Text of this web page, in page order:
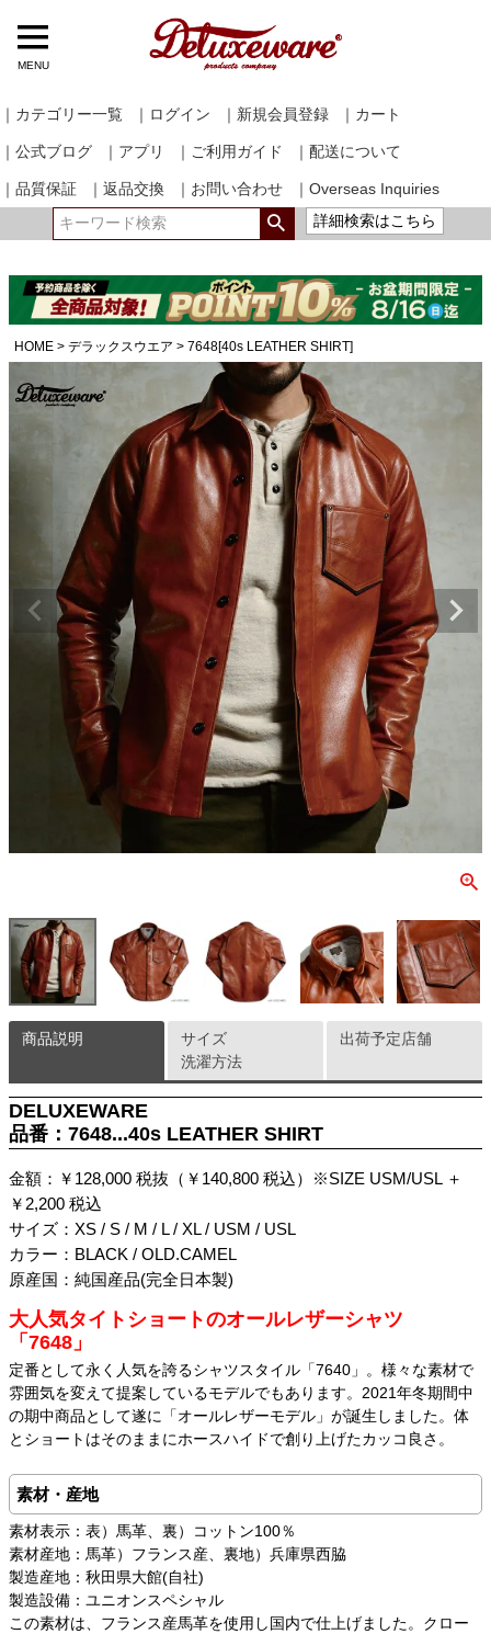
MENU
｜カテゴリー一覧 ｜ログイン ｜新規会員登録 ｜カート
｜公式ブログ ｜アプリ ｜ご利用ガイド ｜配送について
｜品質保証 ｜返品交換 ｜お問い合わせ
｜Overseas Inquiries
詳細検索はこちら
HOME デラックスウエア 7648[40s LEATHER SHIRT]
商品説明
DELUXEWARE
品番：7648...40s LEATHER SHIRT
金額：￥128,000 税抜（￥140,800 税込）※SIZE USM/USL ＋
￥2,200 税込
サイズ：XS / S / M / L / XL / USM / USL
カラー：BLACK / OLD.CAMEL
原産国：純国産品(完全日本製)
大人気タイトショートのオールレザーシャツ
「7648」
定番として永く人気を誇るシャツスタイル「7640」。様々な素材で
雰囲気を変えて提案しているモデルでもあります。2021年冬期間中
の期中商品として遂に「オールレザーモデル」が誕生しました。体
とショートはそのままにホースハイドで創り上げたカッコ良さ。
素材・産地
素材表示：表）馬革、裏）コットン100％
素材産地：馬革）フランス産、裏地）兵庫県西脇
製造産地：秋田県大館(自社)
製造設備：ユニオンスペシャル
この素材は、フランス産馬革を使用し国内で仕上げました。クロー
サイズ
洗濯方法
出荷予定店舗